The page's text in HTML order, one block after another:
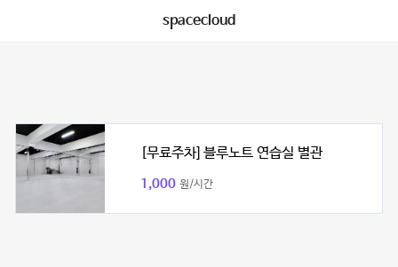
spacecloud
[무료주차] 블루노트 연습실 별관
1,000 원/시간